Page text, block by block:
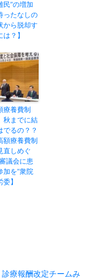
民”の増加
ったなしの
から脱却す
は？】
療養費制
秋までに結
でるの？？
額療養費制
直しめぐ
議会に患
加を”衆院
委】
診療報酬改定タ
チームみ